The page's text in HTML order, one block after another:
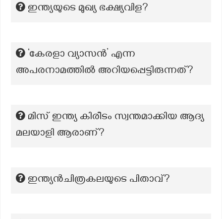
ഇന്ത്യയുടെ മുഖ്യ ഭക്ഷ്യവിള?
‘കേരളാ വ്യാസൻ’ എന്ന
അപരനാമത്തില്‍ അറിയപ്പെട്ടിരുന്നത്?
മിസ് ഇന്ത്യ കിരീടം സ്വന്തമാക്കിയ ആദ്യ
മലയാളി ആരാണ്?
ഇന്ത്യന്‍ചിത്രകലയുടെ പിതാവ്?